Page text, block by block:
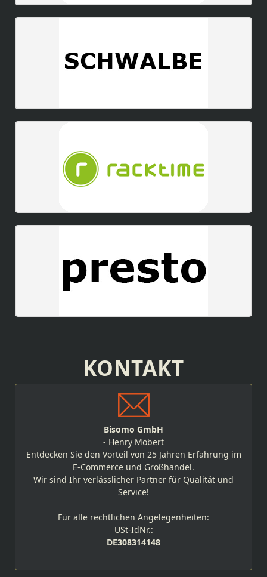
KONTAKT
Bisomo GmbH
- Henry Möbert
Entdecken Sie den Vorteil von 25 Jahren Erfahrung im
E-Commerce und Großhandel.
Wir sind Ihr verlässlicher Partner für Qualität und
Service!
Für alle rechtlichen Angelegenheiten:
USt-IdNr.:
DE308314148